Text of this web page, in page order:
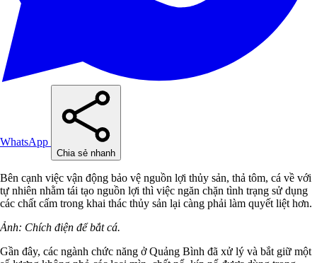
WhatsApp
Chia sẻ nhanh
Bên cạnh việc vận động bảo vệ nguồn lợi thủy sản, thả tôm, cá về với
tự nhiên nhằm tái tạo nguồn lợi thì việc ngăn chặn tình trạng sử dụng
các chất cấm trong khai thác thủy sản lại càng phải làm quyết liệt hơn.
Ảnh: Chích điện để bắt cá.
Gần đây, các ngành chức năng ở Quảng Bình đã xử lý và bắt giữ một